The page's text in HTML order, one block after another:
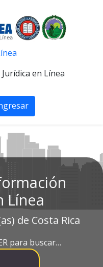
en Línea
Línea
de Costa Rica
para buscar…